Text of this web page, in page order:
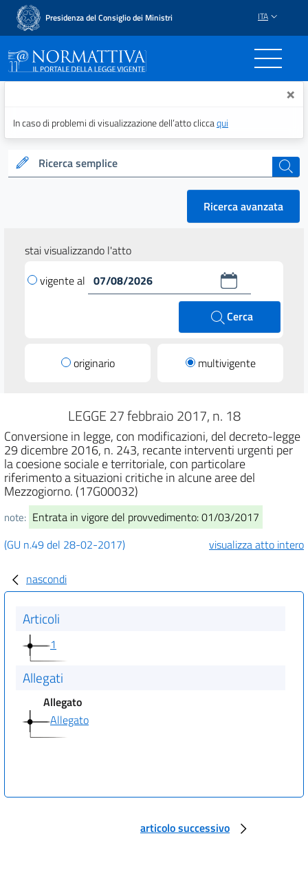
Presidenza del Consiglio dei Ministri ITA
Normattiva - Il portale ×
In caso di problemi di visualizzazione dell’atto cliccaqui
Ricerca semplice cerca
Ricerca avanzata
stai visualizzando l'atto
vigente al
Cerca
originario multivigente
LEGGE 27 febbraio 2017, n. 18
Conversione in legge, con modificazioni, del decreto-legge
29 dicembre 2016, n. 243, recante interventi urgenti per
la coesione sociale e territoriale, con particolare
riferimento a situazioni critiche in alcune aree del
Mezzogiorno. (17G00032)
note: Entrata in vigore del provvedimento: 01/03/2017
(GU n.49 del 28-02-2017)
visualizza atto intero
nascondi
Articoli
1
Allegati
Allegato
Allegato
articolo successivo